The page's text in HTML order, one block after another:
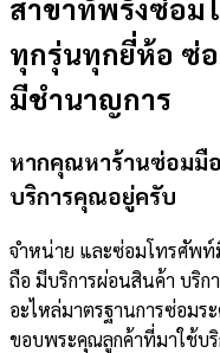
สาขาทัพรั้งซ่อม
ทุกรุ่นทุกยี่ห้อ ซ่อ
มีชำนาญการ
หากคุณหาร้านซ่อมมื
บริการคุณอยู่ครับ
จำหน่าย และซ่อมโทรศัพ
ถือ มีบริการผ่อนสินค้า บริก
อะไหล่มาตรฐานการซ่อมร
ขอบพระคุณลูกค้าที่มาใช้บริ